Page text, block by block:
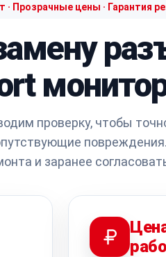
Прозрачные цены · Гарантия
проверку, чтобы
и заранее